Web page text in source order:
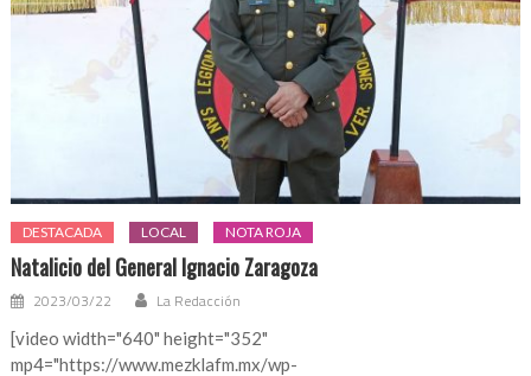
DESTACADA LOCAL NOTA ROJA
Natalicio del General Ignacio Zaragoza
2023/03/22 La Redacción
[video width="640" height="352"
mp4="https://www.mezklafm.mx/wp-